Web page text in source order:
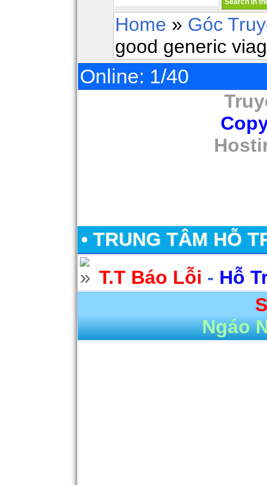
Home » Góc
good generic
Online: 1/40
• TRUNG TÂM HỖ
T.T Báo Lỗi - Hỗ
Ngáo